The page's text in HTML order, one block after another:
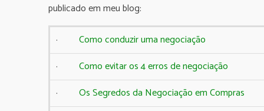
publicado em meu blog:
·Como conduzir uma negociação
·Como evitar os 4 erros de negociação
·Os Segredos da Negociação em Compras